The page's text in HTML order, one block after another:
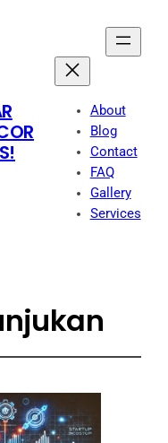
About
Blog
Contact
FAQ
Gallery
Services